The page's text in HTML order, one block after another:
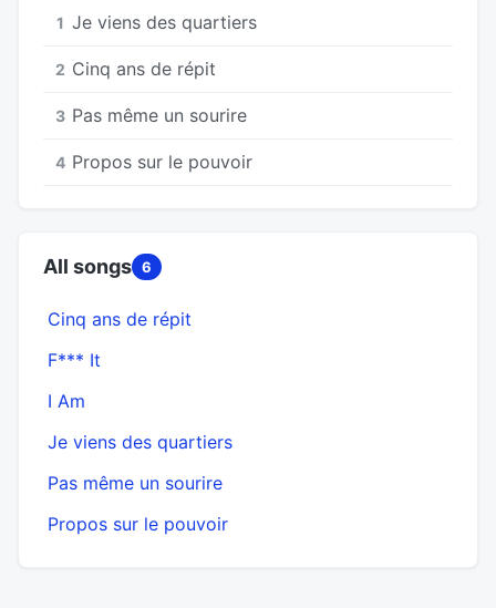
1 Je viens des quartiers
2 Cinq ans de répit
3 Pas même un sourire
4 Propos sur le pouvoir
All songs 6
Cinq ans de répit
F*** It
I Am
Je viens des quartiers
Pas même un sourire
Propos sur le pouvoir